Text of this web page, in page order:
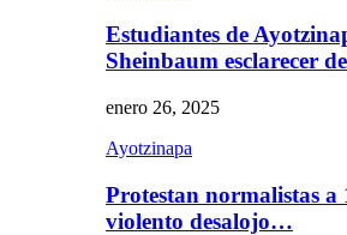
Estudiantes de
Sheinbaum esclarecer
enero 26, 2025
Ayotzinapa
Protestan normalistas a
violento desalojo…